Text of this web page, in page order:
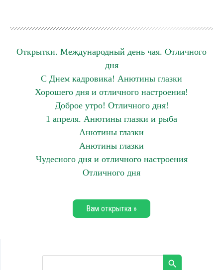
Открытки. Международный день чая. Отличного
дня
С Днем кадровика! Анютины глазки
Хорошего дня и отличного настроения!
Доброе утро! Отличного дня!
1 апреля. Анютины глазки и рыба
Анютины глазки
Анютины глазки
Чудесного дня и отличного настроения
Отличного дня
Вам открытка »